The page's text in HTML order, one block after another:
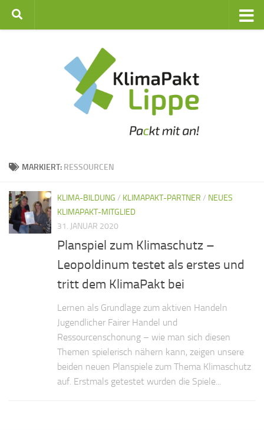
Zum Inhalt springen
MARKIERT: RESSOURCEN
KLIMA-BILDUNG / KLIMAPAKT-PARTNER / NEUES
KLIMAPAKT-MITGLIED
31. JANUAR 2020
Planspiel zum Klimaschutz –
Leopoldinum testet als erstes und
tritt dem KlimaPakt bei
Lernen als Grundlage zum aktiven Handeln
Jugendlicher Fairer Handel und
Ressourcenschonung – wie man sich diesen
Themen spielerisch nähern kann, zeigen unsere
beiden neuen Planspiele zum Thema Klimaschutz
auf. Erstmals getestet wurden die Spiele...